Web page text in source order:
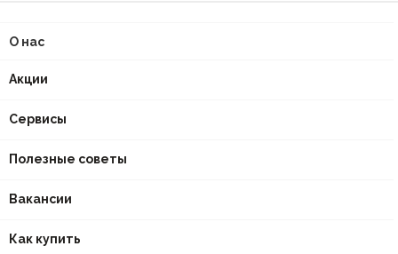
О нас
Акции
Сервисы
Полезные советы
Вакансии
Как купить